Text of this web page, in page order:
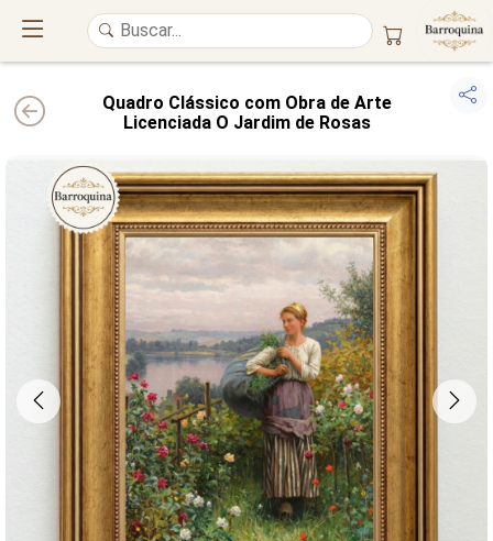
UM ATELIÊ 100% FINE ART
Trazemos a imponência dasmaiores obras de arte do mundo
para o
alto padrão da sua casa. Nosso acervo reúne a genialidade de grandes
pintores renomados , resgatandoartes reaise o requinte inconfundível
das obras do século XIX. Produção artesanal emCanvas 100% Algodão
Madeira Maciçae impressão comPigmentação Mineral
QUALIDADE DE MUSEU GARANTIA ETERNA
Quadro Clássico com Obra de Arte
Licenciada O Jardim de Rosas